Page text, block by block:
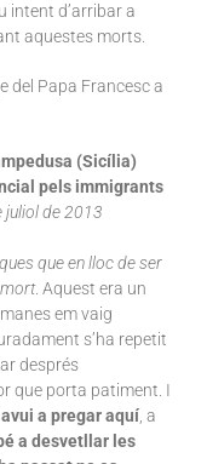
intent d’arribar a
aquestes morts.
del Papa Francesc a
(Sicília)
pels immigrants
juliol de 2013
que en lloc de ser
mort. Aquest era un
em vaig
s’ha repetit
després
que porta patiment. I
a pregar aquí, a
a desvetllar les